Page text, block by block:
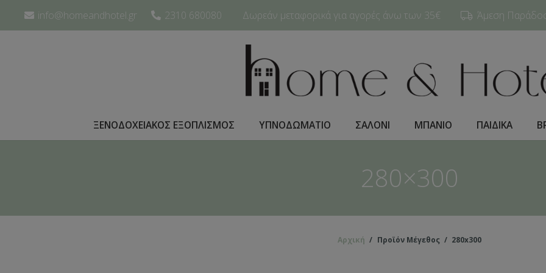
info@homeandhotel.gr 2310 680080 Δωρεάν μεταφορικά για αγορές άνω των 35€ Άμεση
ΞΕΝΟΔΟΧΕΙΑΚΟΣ ΕΞΟΠΛΙΣΜΟΣ ΥΠΝΟΔΩΜΑΤΙO ΣΑΛΟΝΙ ΜΠΑΝΙΟ ΠΑΙΔΙΚΑ
280×300
Αρχική / Προϊόν Μέγεθος / 280x300